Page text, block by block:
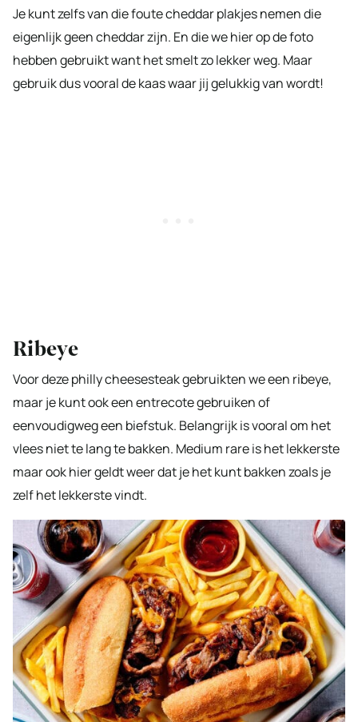
Je kunt zelfs van die foute cheddar plakjes nemen die
eigenlijk geen cheddar zijn. En die we hier op de foto
hebben gebruikt want het smelt zo lekker weg. Maar
gebruik dus vooral de kaas waar jij gelukkig van wordt!
Ribeye
Voor deze philly cheesesteak gebruikten we een ribeye,
maar je kunt ook een entrecote gebruiken of
eenvoudigweg een biefstuk. Belangrijk is vooral om het
vlees niet te lang te bakken. Medium rare is het lekkerste
maar ook hier geldt weer dat je het kunt bakken zoals je
zelf het lekkerste vindt.